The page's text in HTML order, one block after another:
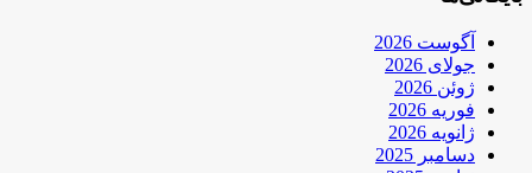
آگوست 2026
جولای 2026
ژوئن 2026
فوریه 2026
ژانویه 2026
دسامبر 2025